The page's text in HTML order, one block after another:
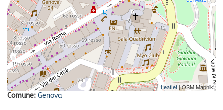
Leaflet | OSM Mapnik
Comune: Genova